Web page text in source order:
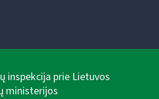
inspekcija prie Lietuvos
ministerijos